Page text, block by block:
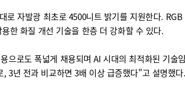
자발광 최초로 4500니트 밝기를 지원한다.
한 화질 개선 기술을 한층 더 강화할 수 있다.
로도 폭넓게 채용되며 AI 시대의 최적화된 기술
3년 전과 비교하면 3배 이상 급증했다"고 설명했다.